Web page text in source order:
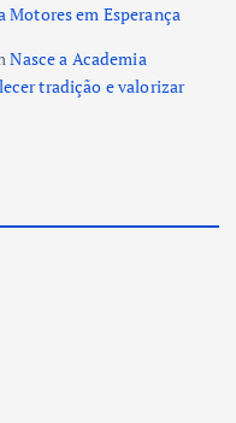
em Esperança
Nasce a Academia
tradição e valorizar